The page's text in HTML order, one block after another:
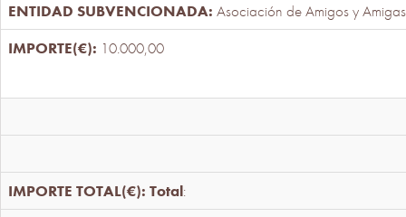
Asociación de Amigos y
10.000,00
Total: